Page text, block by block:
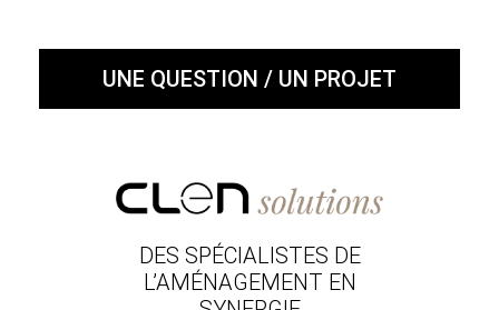
UNE QUESTION / UN PROJET
DES SPÉCIALISTES DE
L’AMÉNAGEMENT EN